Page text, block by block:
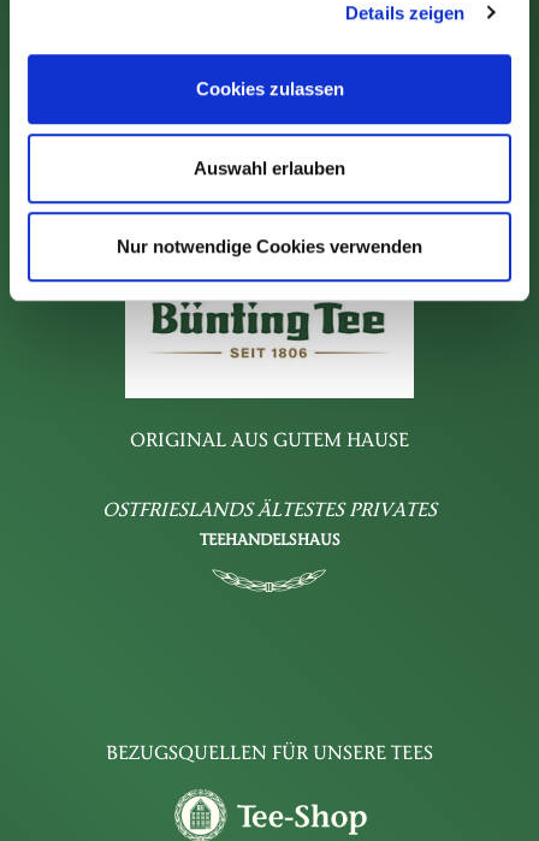
Details zeigen
Cookies zulassen
Auswahl erlauben
Nur notwendige Cookies verwenden
ORIGINAL AUS GUTEM HAUSE
OSTFRIESLANDS ÄLTESTES PRIVATES
TEEHANDELSHAUS
BEZUGSQUELLEN FÜR UNSERE TEES